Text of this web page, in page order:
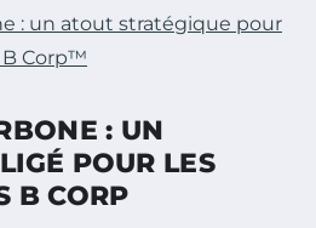
: un atout stratégique pour
B Corp™
: UN
POUR LES
B CORP